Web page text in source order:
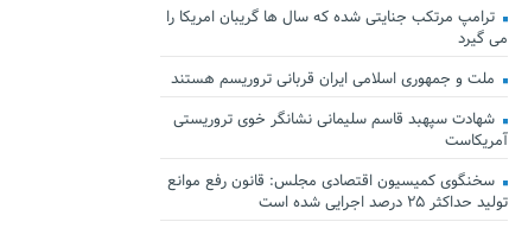
ترامپ مرتکب جنایتی شده که سال ها گریبان امریکا را
می گیرد
ملت و جمهوری اسلامی ایران قربانی تروریسم هستند
شهادت سپهبد قاسم سلیمانی نشانگر خوی تروریستی
آمریکاست
سخنگوی کمیسیون اقتصادی مجلس: قانون رفع موانع
تولید حداکثر ۲۵ درصد اجرایی شده است